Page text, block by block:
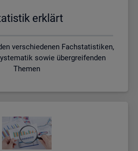
er­klärt
verschiedenen Fachstatistiken,
sowie übergreifenden
Themen